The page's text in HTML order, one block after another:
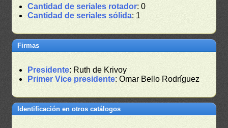
Cantidad de seriales rotador: 0
Cantidad de seriales sólida: 1
Firmas
Presidente: Ruth de Krivoy
Primer Vice presidente: Omar Bello Rodríguez
Identificación en otros catálogos